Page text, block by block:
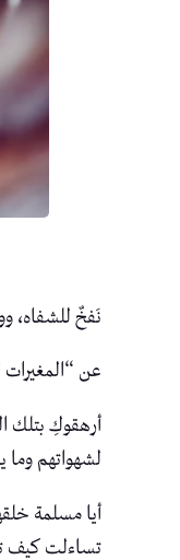
نَفخٌ للشفاه،
عن
أرهقوكِ بتلك
لشهواتهم وما
أيا مسلمة
تساءلت كيف